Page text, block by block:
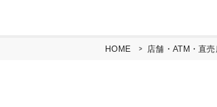
HOME 店舗・ATM・直